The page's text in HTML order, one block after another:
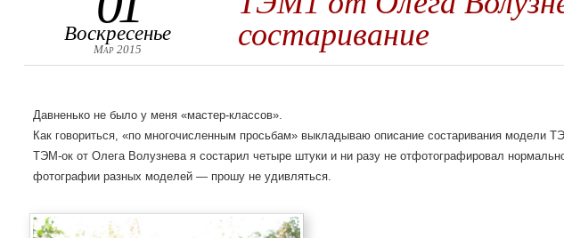
состаривание
Воскресенье
Мар 2015
Давненько не было у меня «мастер-классов».
Как говориться, «по многочисленным просьбам» выкладываю описание состаривания модели
ТЭМ-ок от Олега Волузнева я состарил четыре штуки и ни разу не отфотографировал
фотографии разных моделей — прошу не удивляться.